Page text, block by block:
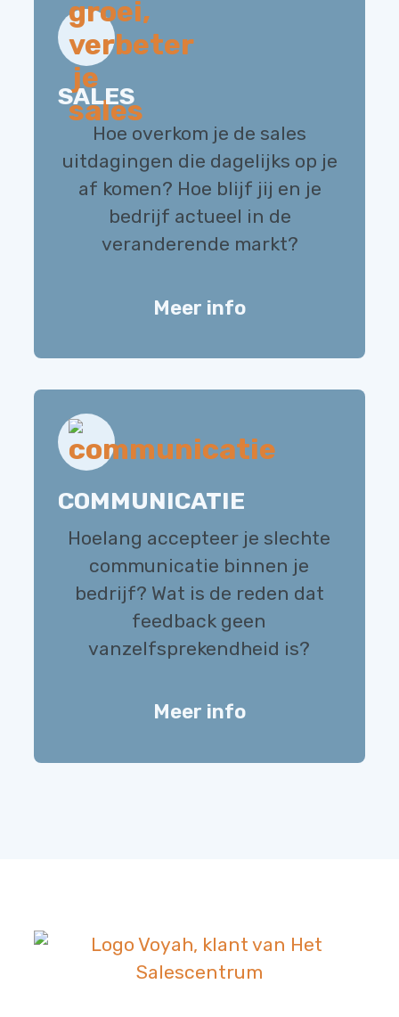
SALES
Hoe overkom je de sales
uitdagingen die dagelijks op je
af komen? Hoe blijf jij en je
bedrijf actueel in de
veranderende markt?
Meer info
COMMUNICATIE
Hoelang accepteer je slechte
communicatie binnen je
bedrijf? Wat is de reden dat
feedback geen
vanzelfsprekendheid is?
Meer info